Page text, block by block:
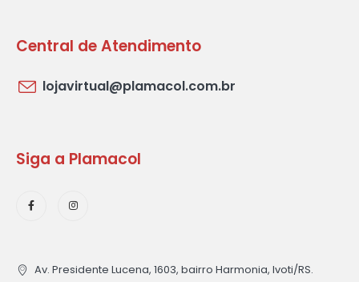
Central de Atendimento
lojavirtual@plamacol.com.br
Siga a Plamacol
Av. Presidente Lucena, 1603, bairro Harmonia, Ivoti/RS.